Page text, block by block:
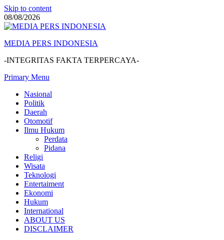
Skip to content
08/08/2026
MEDIA PERS INDONESIA
-INTEGRITAS FAKTA TERPERCAYA-
Primary Menu
Nasional
Politik
Daerah
Otomotif
Ilmu Hukum
Perdata
Pidana
Religi
Wisata
Teknologi
Entertaiment
Ekonomi
Hukum
International
ABOUT US
DISCLAIMER